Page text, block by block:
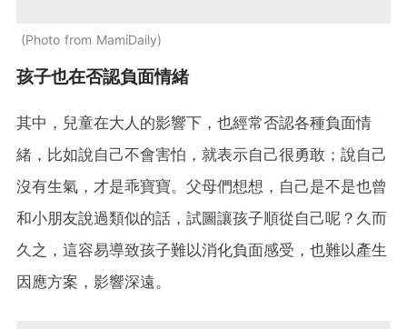
Photo from MamiDaily
孩子也在否認負面情緒
其中，兒童在大人的影響下，也經常否認各種負面情
緒，比如說自己不會害怕，就表示自己很勇敢；說自己
沒有生氣，才是乖寶寶。父母們想想，自己是不是也曾
和小朋友說過類似的話，試圖讓孩子順從自己呢？久而
久之，這容易導致孩子難以消化負面感受，也難以產生
因應方案，影響深遠。